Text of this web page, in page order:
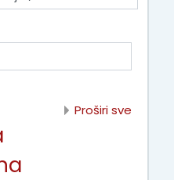
Proširi sve